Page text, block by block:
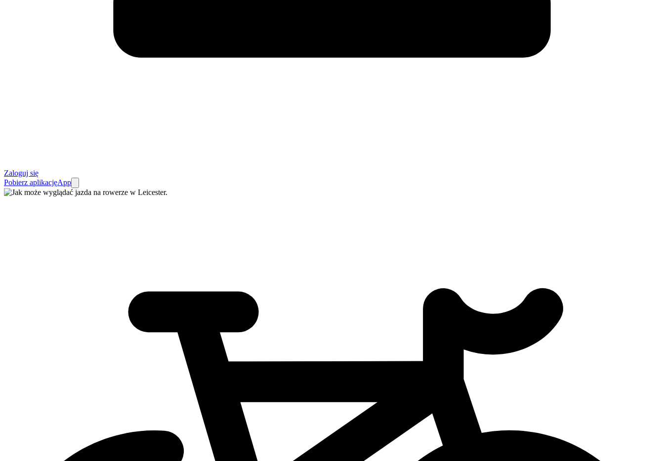
Zaloguj się
Pobierz aplikacjęApp